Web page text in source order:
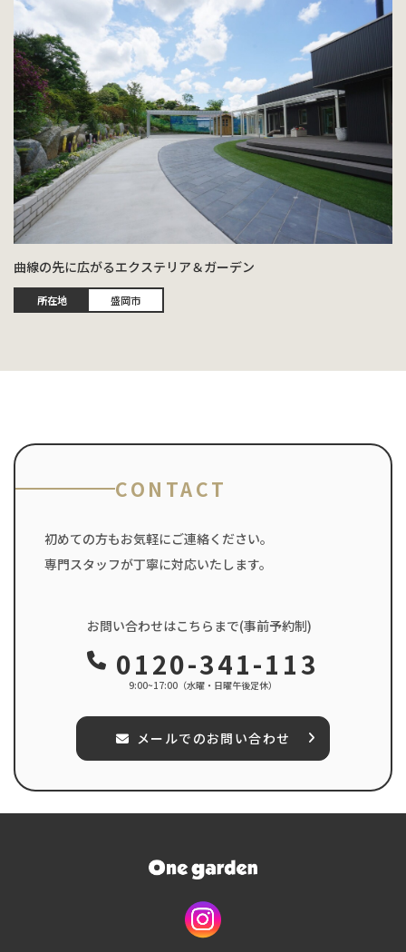
曲線の先に広がるエクステリア＆ガーデン
所在地 盛岡市
CONTACT
初めての方もお気軽にご連絡ください。
専門スタッフが丁寧に対応いたします。
お問い合わせはこちらまで(事前予約制)
0120-341-113
9:00~17:00（水曜・日曜午後定休）
メールでのお問い合わせ